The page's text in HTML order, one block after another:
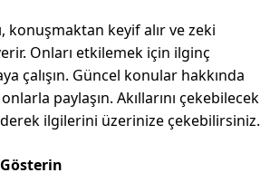
konuşmaktan keyif alır ve zeki
Onları etkilemek için ilginç
çalışın. Güncel konular hakkında
paylaşın. Akıllarını çekebilecek
ilgilerini üzerinize çekebilirsiniz.
Gösterin